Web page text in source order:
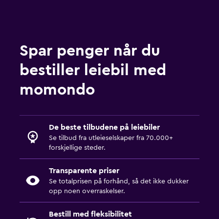
Spar penger når du
bestiller leiebil med
momondo
De beste tilbudene på leiebiler
Se tilbud fra utleieselskaper fra 70.000+
forskjellige steder.
Transparente priser
Se totalprisen på forhånd, så det ikke dukker
opp noen overraskelser.
Bestill med fleksibilitet